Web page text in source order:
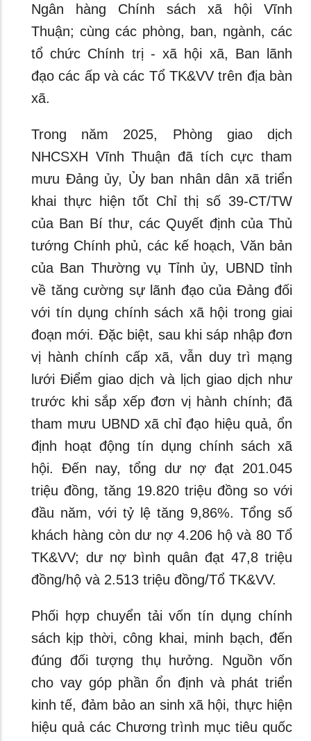
Ngân hàng Chính sách xã hội Vĩnh
Thuận; cùng các phòng, ban, ngành, các
tổ chức Chính trị - xã hội xã, Ban lãnh
đạo các ấp và các Tổ TK&VV trên địa bàn
xã.
Trong năm 2025, Phòng giao dịch
NHCSXH Vĩnh Thuận đã tích cực tham
mưu Đảng ủy, Ủy ban nhân dân xã triển
khai thực hiện tốt Chỉ thị số 39-CT/TW
của Ban Bí thư, các Quyết định của Thủ
tướng Chính phủ, các kế hoạch, Văn bản
của Ban Thường vụ Tỉnh ủy, UBND tỉnh
về tăng cường sự lãnh đạo của Đảng đối
với tín dụng chính sách xã hội trong giai
đoạn mới. Đặc biệt, sau khi sáp nhập đơn
vị hành chính cấp xã, vẫn duy trì mạng
lưới Điểm giao dịch và lịch giao dịch như
trước khi sắp xếp đơn vị hành chính; đã
tham mưu UBND xã chỉ đạo hiệu quả, ổn
định hoạt động tín dụng chính sách xã
hội. Đến nay, tổng dư nợ đạt 201.045
triệu đồng, tăng 19.820 triệu đồng so với
đầu năm, với tỷ lệ tăng 9,86%. Tổng số
khách hàng còn dư nợ 4.206 hộ và 80 Tổ
TK&VV; dư nợ bình quân đạt 47,8 triệu
đồng/hộ và 2.513 triệu đồng/Tổ TK&VV.
Phối hợp chuyển tải vốn tín dụng chính
sách kịp thời, công khai, minh bạch, đến
đúng đối tượng thụ hưởng. Nguồn vốn
cho vay góp phần ổn định và phát triển
kinh tế, đảm bảo an sinh xã hội, thực hiện
hiệu quả các Chương trình mục tiêu quốc